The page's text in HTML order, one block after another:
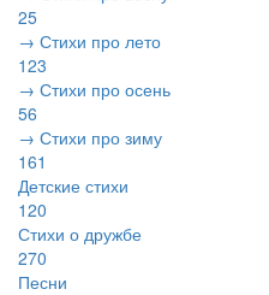
25
→ Стихи про лето
123
→ Стихи про осень
56
→ Стихи про зиму
161
Детские стихи
120
Стихи о дружбе
270
Песни